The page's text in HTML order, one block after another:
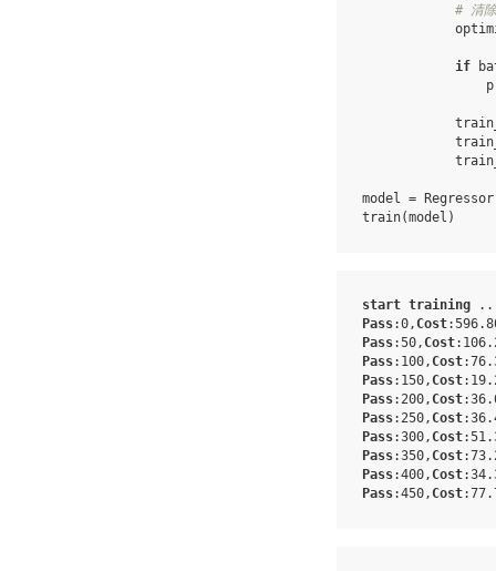
# 清
if
model = Regressor
train(model )
start training
Pass:0 , Cost:
Pass:50 , Cost:
Pass: 100 , Cost:
Pass: 150 , Cost:
Pass: 200 , Cost:
Pass: 250 , Cost:
Pass:300 , Cost:
Pass:350 , Cost:
Pass:400 , Cost:
Pass:450 , Cost: